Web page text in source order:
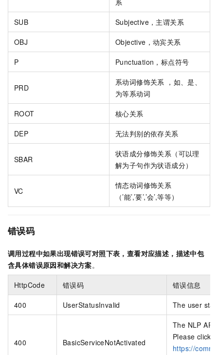
SUB Subjective，主谓关系
OBJ Objective，动宾关系
P Punctuation，标点符号
PRD
系动词修饰关系 ，如、是、
为等系动词
ROOT 核心关系
DEP 无法判别的依存关系
SBAR
状语成分修饰关系（可以理
解为子句作为状语成分）
VC
情态动词修饰关系
（’能’,’要’,’会’,等等）
错误码
调用过程中如果出现错误可对照下表，查看对应描述，描述中包
含具体错误原因和解决方案。
HttpCode 错误码 错误信息
400 UserStatusInvalid The user
400 BasicServiceNotActivated
The NLP API
Please click
https://